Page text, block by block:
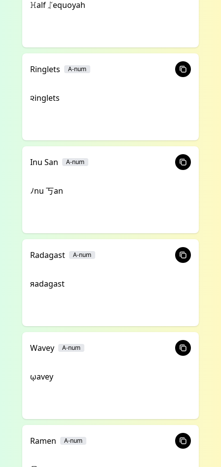
ꖾalf ᛢequoyah
Ringlets A-num
૨inglets
Inu San A-num
ﾉnu 丂an
Radagast A-num
яadagast
Wavey A-num
ῳavey
Ramen A-num